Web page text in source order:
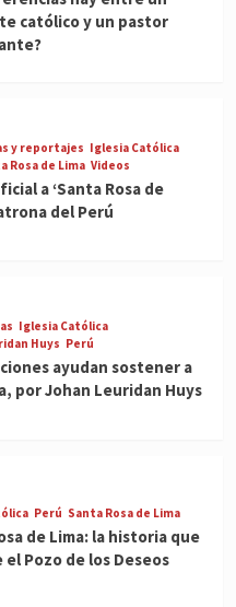
católico y un pastor
y reportajes Iglesia Católica
Rosa de Lima Videos
a ‘Santa Rosa de
del Perú
Iglesia Católica
Huys Perú
ayudan sostener a
por Johan Leuridan Huys
Perú Santa Rosa de Lima
de Lima: la historia que
el Pozo de los Deseos